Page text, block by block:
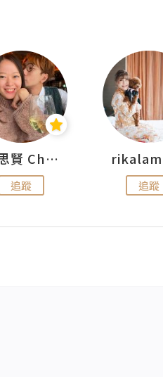
思思賢 ChillMyBabe
追蹤 追蹤